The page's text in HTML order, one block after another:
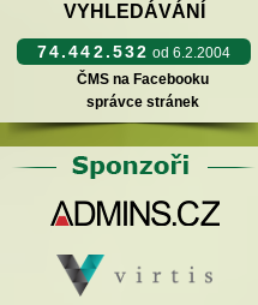
VYHLEDÁVÁNÍ
74.442.532 od 6.2.2004
ČMS na Facebooku
správce stránek